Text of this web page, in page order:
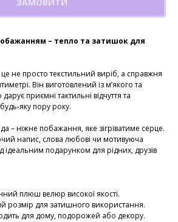
– тепло та затишок для
не просто текстильний виріб, а справжня
Він виготовлений із м’якого та
приємні тактильні відчуття та
яку пору року.
– ніжне побажання, яке зігріватиме серце.
напис, слова любові чи мотивуюча
ідеальним подарунком для рідних, друзів
плюш велюр високої якості.
розмір для затишного використання.
для дому, подорожей або декору.